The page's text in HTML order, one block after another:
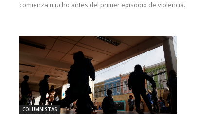
comienza mucho antes del primer episodio de violencia.
COLUMNISTAS